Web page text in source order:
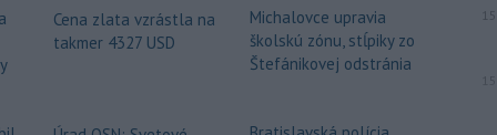
Cena zlata vzrástla na
takmer 4327 USD
Michalovce upravia
školskú zónu, stĺpiky zo
Štefánikovej odstránia